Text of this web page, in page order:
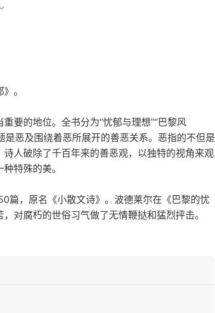
。
要的地位。全书分为“忧郁与理想”“巴黎风
是恶及围绕着恶所展开的善恶关系。恶指的不但是
人破除了千百年来的善恶观，以独特的视角来观
特殊的美。
篇，原名《小散文诗》。波德莱尔在《巴黎的忧
对腐朽的世俗习气做了无情鞭挞和猛烈抨击。